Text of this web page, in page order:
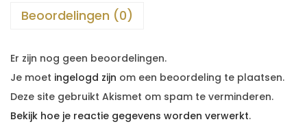
Beoordelingen (0)
Er zijn nog geen beoordelingen.
Je moet ingelogd zijn om een beoordeling te plaatsen.
Deze site gebruikt Akismet om spam te verminderen.
Bekijk hoe je reactie gegevens worden verwerkt.